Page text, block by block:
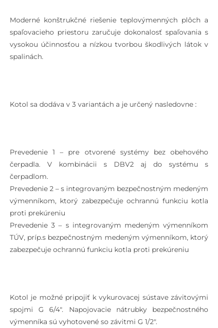
Moderné konštrukčné riešenie teplovýmenných plôch a
spaľovacieho priestoru zaručuje dokonalosť spaľovania s
vysokou účinnosťou a nízkou tvorbou škodlivých látok v
spalinách.
Kotol sa dodáva v 3 variantách a je určený nasledovne :
Prevedenie 1 – pre otvorené systémy bez obehového
čerpadla. V kombinácii s DBV2 aj do systému s
čerpadlom.
Prevedenie 2 – s integrovaným bezpečnostným medeným
výmenníkom, ktorý zabezpečuje ochrannú funkciu kotla
proti prekúreniu
Prevedenie 3 – s integrovaným medeným výmenníkom
TÚV, príp.s bezpečnostným medeným výmenníkom, ktorý
zabezpečuje ochrannú funkciu kotla proti prekúreniu
Kotol je možné pripojiť k vykurovacej sústave závitovými
spojmi G 6/4″. Napojovacie nátrubky bezpečnostného
výmenníka sú vyhotovené so závitmi G 1/2″.